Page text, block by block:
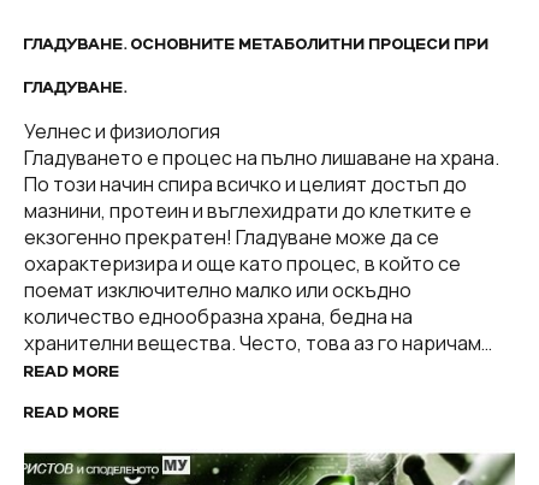
ГЛАДУВАНЕ. ОСНОВНИТЕ МЕТАБОЛИТНИ ПРОЦЕСИ ПРИ
ГЛАДУВАНЕ.
Уелнес и физиология
Гладуването е процес на пълно лишаване на храна.
По този начин спира всичко и целият достъп до
мазнини, протеин и въглехидрати до клетките е
екзогенно прекратен! Гладуване може да се
охарактеризира и още като процес, в който се
поемат изключително малко или оскъдно
количество еднообразна храна, бедна на
хранителни вещества. Често, това аз го наричам…
READ MORE
READ MORE